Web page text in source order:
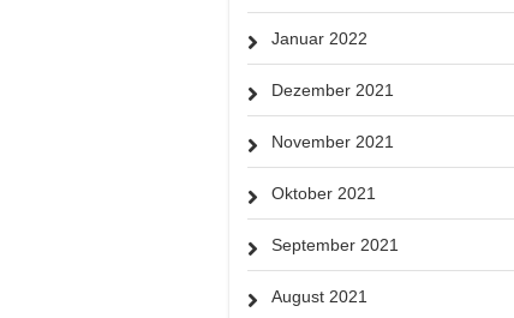
Januar 2022
Dezember 2021
November 2021
Oktober 2021
September 2021
August 2021